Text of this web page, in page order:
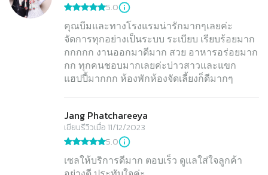
5.0
คุณบีมและทางโรงแรมน่ารักมากๆเลยค่ะ
จัดการทุกอย่างเป็นระบบ ระเบียบ เรียบร้อยมาก
กกกกก งานออกมาดีมาก สวย อาหารอร่อยมาก
กก ทุกคนชอบมากเลยค่ะบ่าวสาวและแขก
แฮปปี้มากกก ห้องพักห้องจัดเลี้ยงก็ดีมากๆ
Jang Phatchareeya
เขียนรีวิวเมื่อ 11/12/2023
5.0
เซลให้บริการดีมาก ตอบเร็ว ดูแลใส่ใจลูกค้า